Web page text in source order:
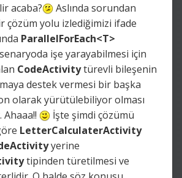
acaba?
Aslında sorundan
çözüm yolu izlediğimizi ifade
ParallelForEach<T>
işe yarayabilmesi için
CodeActivitytürevli bileşenin
destek vermesi bir başka
olarak yürütülebiliyor olması
İşte şimdi çözümü
LetterCalculaterActivity
yerine
tipinden türetilmesi ve